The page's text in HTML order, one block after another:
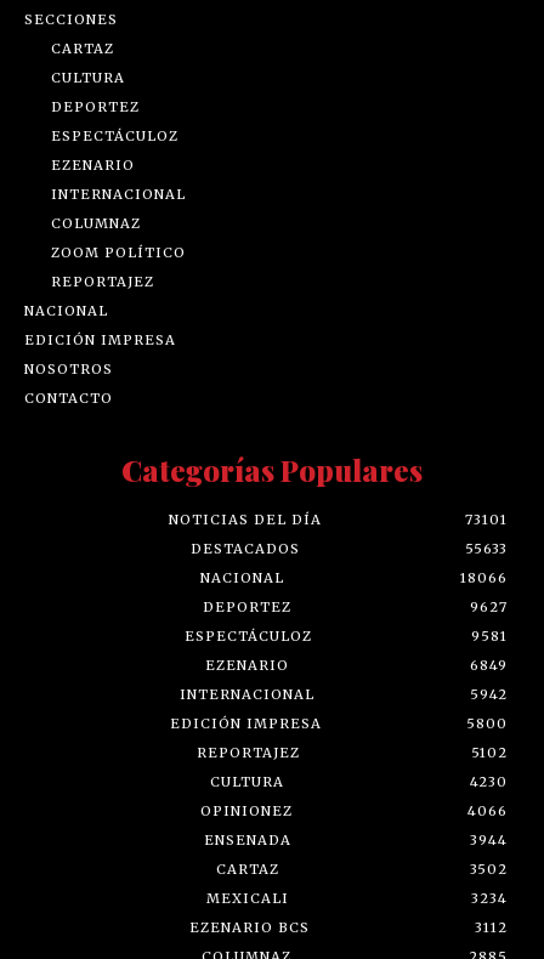
SECCIONES
CARTAZ
CULTURA
DEPORTEZ
ESPECTÁCULOZ
EZENARIO
INTERNACIONAL
COLUMNAZ
ZOOM POLÍTICO
REPORTAJEZ
NACIONAL
EDICIÓN IMPRESA
NOSOTROS
CONTACTO
Categorías Populares
NOTICIAS DEL DÍA
73101
DESTACADOS
55633
NACIONAL
18066
DEPORTEZ
9627
ESPECTÁCULOZ
9581
EZENARIO
6849
INTERNACIONAL
5942
EDICIÓN IMPRESA
5800
REPORTAJEZ
5102
CULTURA
4230
OPINIONEZ
4066
ENSENADA
3944
CARTAZ
3502
MEXICALI
3234
EZENARIO BCS
3112